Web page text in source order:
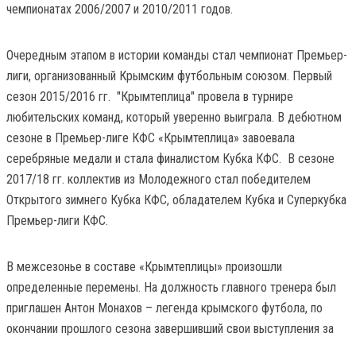
чемпионатах 2006/2007 и 2010/2011 годов.
Очередным этапом в истории команды стал чемпионат Премьер-
лиги, организованный Крымским футбольным союзом. Первый
сезон 2015/2016 гг. "Крымтеплица" провела в турнире
любительских команд, который уверенно выиграла. В дебютном
сезоне в Премьер-лиге КФС «Крымтеплица» завоевала
серебряные медали и стала финалистом Кубка КФС. В сезоне
2017/18 гг. коллектив из Молодежного стал победителем
Открытого зимнего Кубка КФС, обладателем Кубка и Суперкубка
Премьер-лиги КФС.
В межсезонье в составе «Крымтеплицы» произошли
определенные перемены. На должность главного тренера был
приглашен Антон Монахов – легенда крымского футбола, по
окончании прошлого сезона завершивший свои выступления за